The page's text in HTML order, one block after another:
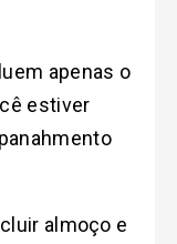
apenas o
estiver
almoço e